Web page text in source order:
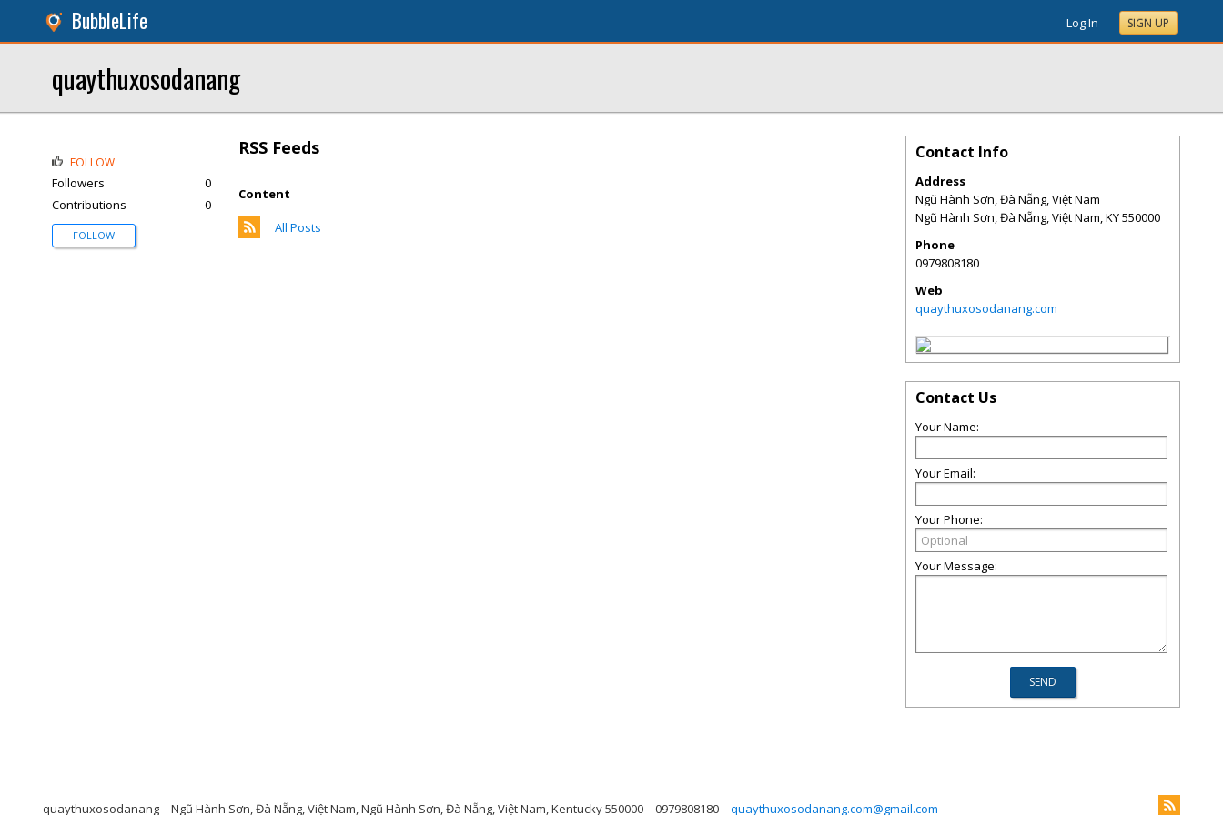
BubbleLife Log In SIGN UP
quaythuxosodanang
RSS Feeds
Content
All Posts
FOLLOW
Followers
0
Contributions
0
FOLLOW
Contact Info
Address
Ngũ Hành Sơn, Đà Nẵng, Việt Nam
Ngũ Hành Sơn, Đà Nẵng, Việt Nam,KY550000
Phone
0979808180
Web
quaythuxosodanang.com
Contact Us
Your Name:
Your Email:
Your Phone:
Your Message:
quaythuxosodanang Ngũ Hành Sơn, Đà Nẵng, Việt Nam, Ngũ Hành Sơn, Đà Nẵng, Việt Nam, Kentucky 550000 0979808180 quaythuxosodanang.com@gmail.com